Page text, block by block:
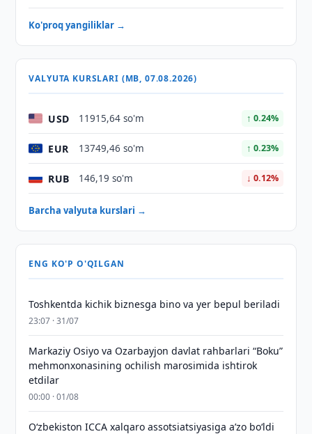
Ko'proq yangiliklar →
VALYUTA KURSLARI (MB, 07.08.2026)
USD 11915,64 so'm ↑ 0.24%
EUR 13749,46 so'm ↑ 0.23%
RUB 146,19 so'm ↓ 0.12%
Barcha valyuta kurslari →
ENG KO'P O'QILGAN
Toshkentda kichik biznesga bino va yer bepul beriladi
23:07 · 31/07
Markaziy Osiyo va Ozarbayjon davlat rahbarlari “Boku”
mehmonxonasining ochilish marosimida ishtirok
etdilar
00:00 · 01/08
O‘zbekiston ICCA xalqaro assotsiatsiyasiga aʼzo bo‘ldi